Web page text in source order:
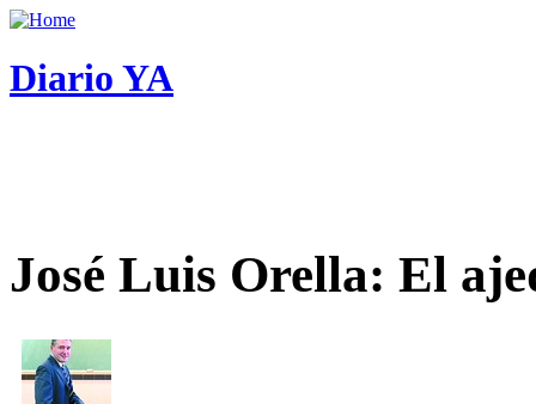
Diario YA
José Luis Orella: El